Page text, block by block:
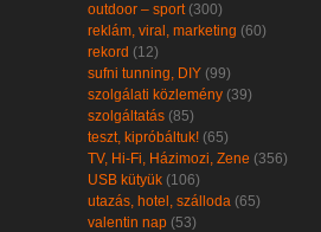
outdoor – sport (300)
reklám, viral, marketing (60)
rekord (12)
sufni tunning, DIY (99)
szolgálati közlemény (39)
szolgáltatás (85)
teszt, kipróbáltuk! (65)
TV, Hi-Fi, Házimozi, Zene (356)
USB kütyük (106)
utazás, hotel, szálloda (65)
valentin nap (53)